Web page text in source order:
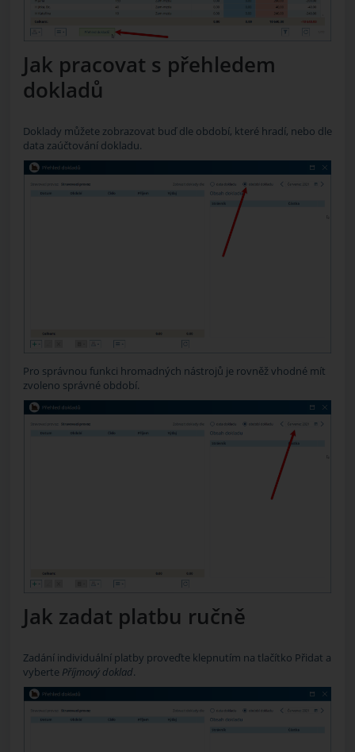
Jak pracovat s přehledem
dokladů
Doklady můžete zobrazovat buď dle období, které hradí, nebo dle
data zaúčtování dokladu.
Pro správnou funkci hromadných nástrojů je rovněž vhodné mít
zvoleno správné období.
Jak zadat platbu ručně
Zadání individuální platby proveďte klepnutím na tlačítko Přidat a
vyberte Příjmový doklad.